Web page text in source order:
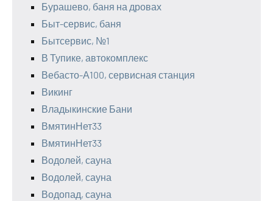
Бурашево, баня на дровах
Быт-сервис, баня
Бытсервис, №1
В Тупике, автокомплекс
Вебасто-А100, сервисная станция
Викинг
Владыкинские Бани
ВмятинНет33
ВмятинНет33
Водолей, сауна
Водолей, сауна
Водопад, сауна